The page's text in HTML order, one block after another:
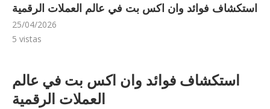
استكشاف فوائد وان اكس بت في عالم العملات الرقمية
25/04/2026
5 vistas
استكشاف فوائد وان اكس بت في عالم
العملات الرقمية